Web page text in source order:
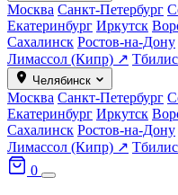
Москва Санкт-Петербург
Екатеринбург Иркутск
Сахалинск Ростов-на-Дону
Лимассол (Кипр) ↗
Челябинск
Москва Санкт-Петербург
Екатеринбург Иркутск
Сахалинск Ростов-на-Дону
Лимассол (Кипр) ↗
0